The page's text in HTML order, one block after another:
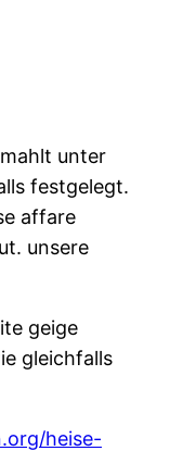
unter
festgelegt.
affare
unsere
geige
gleichfalls
heise-